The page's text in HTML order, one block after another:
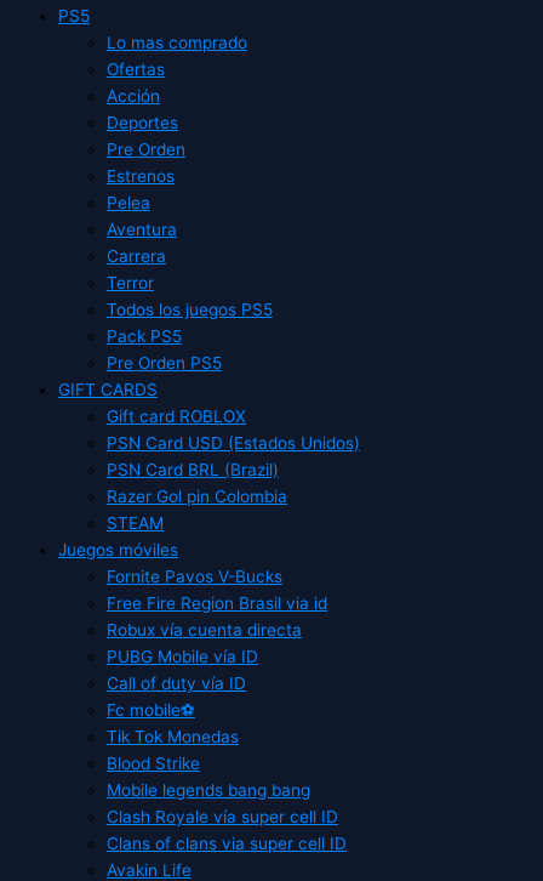
PS5
Lo mas comprado
Ofertas
Acción
Deportes
Pre Orden
Estrenos
Pelea
Aventura
Carrera
Terror
Todos los juegos PS5
Pack PS5
Pre Orden PS5
GIFT CARDS
Gift card ROBLOX
PSN Card USD (Estados Unidos)
PSN Card BRL (Brazil)
Razer Gol pin Colombia
STEAM
Juegos móviles
Fornite Pavos V-Bucks
Free Fire Region Brasil via id
Robux vía cuenta directa
PUBG Mobile vía ID
Call of duty vía ID
Fc mobile⚽
Tik Tok Monedas
Blood Strike
Mobile legends bang bang
Clash Royale vía super cell ID
Clans of clans via super cell ID
Avakin Life